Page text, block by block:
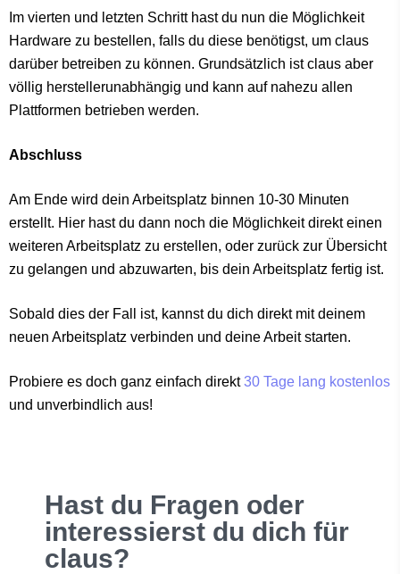
Im vierten und letzten Schritt hast du nun die Möglichkeit
Hardware zu bestellen, falls du diese benötigst, um claus
darüber betreiben zu können. Grundsätzlich ist claus aber
völlig herstellerunabhängig und kann auf nahezu allen
Plattformen betrieben werden.
Abschluss
Am Ende wird dein Arbeitsplatz binnen 10-30 Minuten
erstellt. Hier hast du dann noch die Möglichkeit direkt einen
weiteren Arbeitsplatz zu erstellen, oder zurück zur Übersicht
zu gelangen und abzuwarten, bis dein Arbeitsplatz fertig ist.
Sobald dies der Fall ist, kannst du dich direkt mit deinem
neuen Arbeitsplatz verbinden und deine Arbeit starten.
Probiere es doch ganz einfach direkt30 Tage lang kostenlos
und unverbindlich aus!
Hast du Fragen oder
interessierst du dich für
claus?